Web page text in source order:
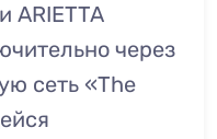
ARIETTA
через
сеть «The